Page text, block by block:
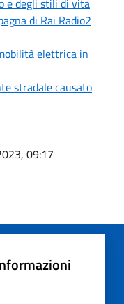
di Rai Radio2
elettrica in
stradale causato
09:17